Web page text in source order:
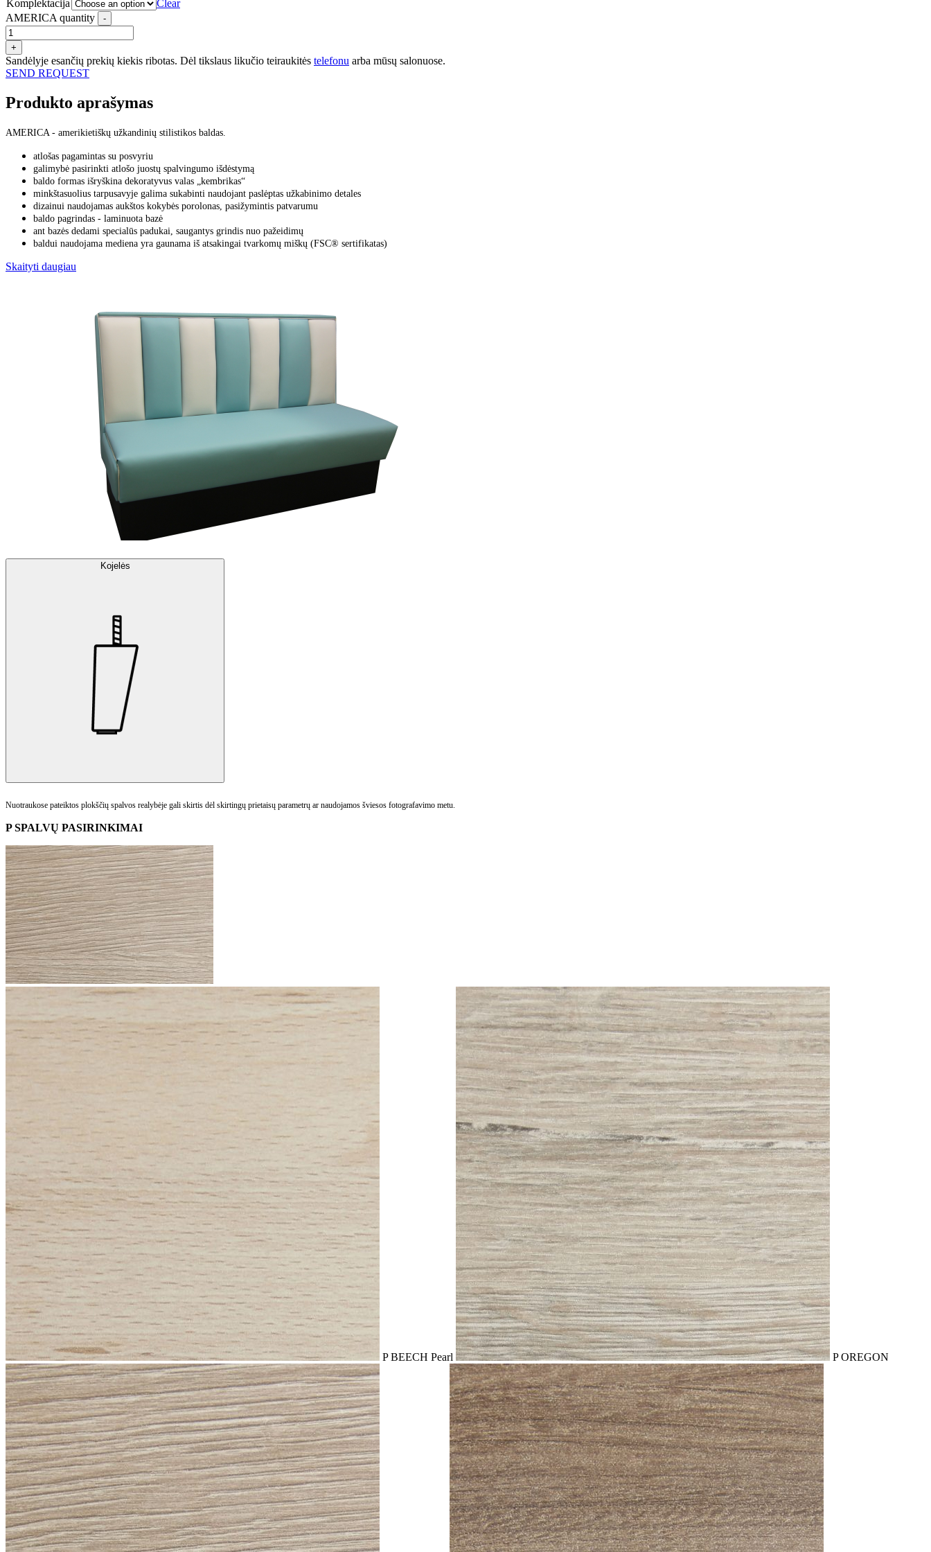
Komplektacija
Clear
AMERICA quantity
-
+
Sandėlyje esančių prekių kiekis ribotas. Dėl tikslaus likučio teiraukitės telefonu arba mūsų salonuose.
SEND REQUEST
Produkto aprašymas
AMERICA - amerikietiškų užkandinių stilistikos baldas.
atlošas pagamintas su posvyriu
galimybė pasirinkti atlošo juostų spalvingumo išdėstymą
baldo formas išryškina dekoratyvus valas „kembrikas“
minkštasuolius tarpusavyje galima sukabinti naudojant paslėptas užkabinimo detales
dizainui naudojamas aukštos kokybės porolonas, pasižymintis patvarumu
baldo pagrindas - laminuota bazė
ant bazės dedami specialūs padukai, saugantys grindis nuo pažeidimų
baldui naudojama mediena yra gaunama iš atsakingai tvarkomų miškų (FSC® sertifikatas)
Skaityti daugiau
Kojelės
Nuotraukose pateiktos plokščių spalvos realybėje gali skirtis dėl skirtingų prietaisų parametrų ar naudojamos šviesos fotografavimo metu.
P SPALVŲ PASIRINKIMAI
P BEECH Pearl P OREGON